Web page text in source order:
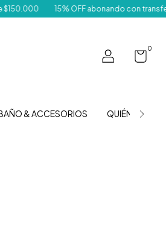
15% OFF abonando con
0
& ACCESORIOS QUIÉNES